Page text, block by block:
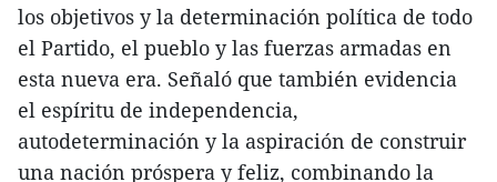
los objetivos y la determinación política de todo
el Partido, el pueblo y las fuerzas armadas en
esta nueva era. Señaló que también evidencia
el espíritu de independencia,
autodeterminación y la aspiración de construir
una nación próspera y feliz, combinando la